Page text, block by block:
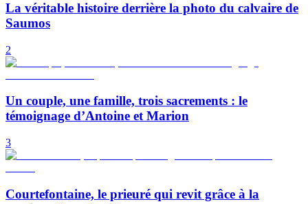
La véritable histoire derrière la photo du calvaire de
Saumos
2
Un couple, une famille, trois sacrements : le
témoignage d’Antoine et Marion
3
Courtefontaine, le prieuré qui revit grâce à la